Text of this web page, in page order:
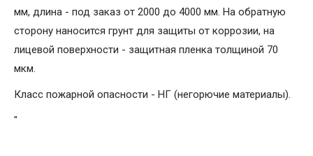
мм, длина - под заказ от 2000 до 4000 мм. На обратную
сторону наносится грунт для защиты от коррозии, на
лицевой поверхности - защитная пленка толщиной 70
мкм.
Класс пожарной опасности - НГ (негорючие материалы).
"